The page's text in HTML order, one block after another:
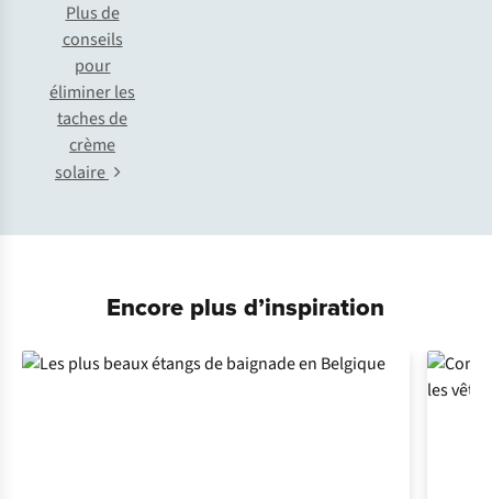
Plus de
conseils
pour
éliminer les
taches de
crème
solaire
Encore plus d’inspiration